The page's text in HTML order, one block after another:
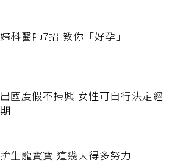
婦科醫師7招 教你「好孕」
出國度假不掃興 女性可自行決定經
期
拚生龍寶寶 這幾天得多努力